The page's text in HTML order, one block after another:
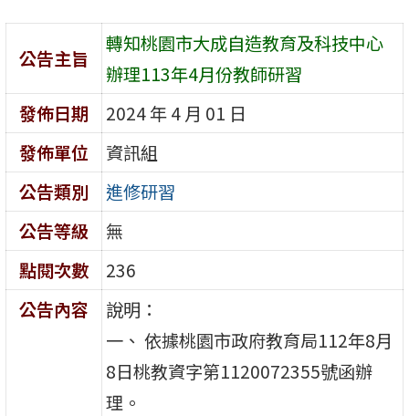
公告主旨
轉知桃園市大成自造教育及科技中心
辦理113年4月份教師研習
發佈日期
2024 年 4 月 01 日
發佈單位
資訊組
公告類別
進修研習
公告等級
無
點閱次數
236
公告內容
說明：
一、 依據桃園市政府教育局112年8月
8日桃教資字第1120072355號函辦
理。